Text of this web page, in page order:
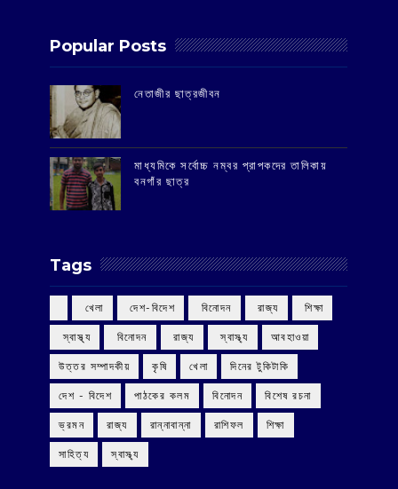
Popular Posts
‌নেতাজীর ছাত্রজীবন
মাধ্যমিকে সর্বোচ্চ নম্বর প্রাপকদের তালিকায়
বনগাঁর ছাত্র
Tags
‌ খেলা ‌ দেশ-বিদেশ ‌ বিনোদন ‌ রাজ্য ‌ শিক্ষা
‌ স্বাস্থ্য ‌ বিনোদন ‌ রাজ্য ‌ স্বাস্থ্য আবহাওয়া
উত্তর সম্পাদকীয় কৃষি খেলা দিনের টুকিটাকি
দেশ - বিদেশ পাঠকের কলম বিনোদন বিশেষ রচনা
ভ্রমন রাজ্য রান্নাবান্না রাশিফল শিক্ষা
সাহিত্য স্বাস্থ্য